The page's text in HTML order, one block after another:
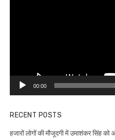
00:00
RECENT POSTS
हजारों लोगों की मौजूदगी में उमाशंकर सिंह